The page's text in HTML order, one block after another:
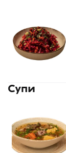
Супи